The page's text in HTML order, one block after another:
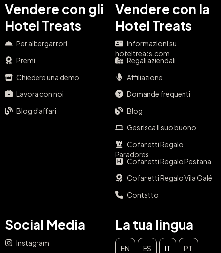
Vendere con gli
Hotel Treats
Per albergartori
Premi
Chiedere una demo
Lavora con noi
Blog d'affari
Vendere con la
Hotel Treats
Informazioni su
hoteltreats.com
Regali aziendali
Affiliazione
Domande frequenti
Blog
Gestisca il suo buono
Cofanetti Regalo
Paradores
Cofanetti Regalo Pestana
Cofanetti Regalo Vila Galé
Contatto
Social Media
Instagram
La tua lingua
EN ES IT PT